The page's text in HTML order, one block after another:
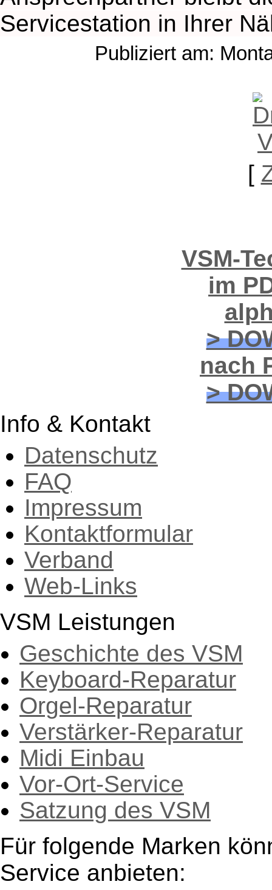
Servicestation in Ihrer
Publiziert am:
[
VSM-
im
>
nach
>
Info & Kontakt
Datenschutz
FAQ
Impressum
Kontaktformular
Verband
Web-Links
VSM Leistungen
Geschichte des VSM
Keyboard-Reparatur
Orgel-Reparatur
Verstärker-Reparatur
Midi Einbau
Vor-Ort-Service
Satzung des VSM
Für folgende Marken
Service anbieten: